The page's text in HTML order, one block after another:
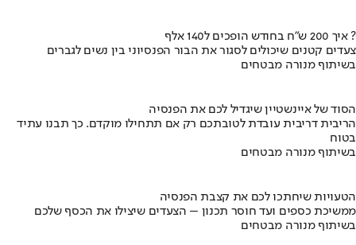
איך 200 ש"ח בחודש הופכים ל140 אלף ?
צעדים קטנים שיכולים לסגור את הבור הפנסיוני בין נשים לגברים
בשיתוף מנורה מבטחים
הסוד של איינשטיין שיגדיל לכם את הפנסיה
הריבית דריבית עובדת לטובתכם רק אם תתחילו מוקדם. כך תבנו עתיד
בטוח
בשיתוף מנורה מבטחים
הטעויות שיחתכו לכם את קצבת הפנסיה
ממשיכת כספים ועד חוסר תכנון – הצעדים שיצילו את הכסף שלכם
בשיתוף מנורה מבטחים